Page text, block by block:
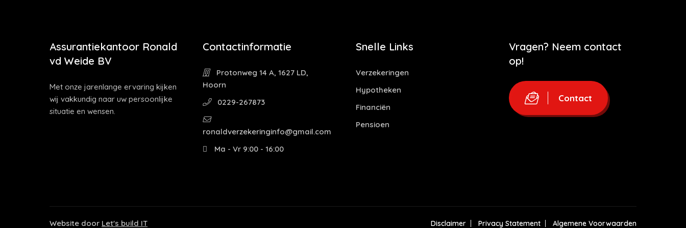
Assurantiekantoor Ronald
vd Weide BV
Met onze jarenlange ervaring kijken
wij vakkundig naar uw persoonlijke
situatie en wensen.
Contactinformatie
Protonweg 14 A, 1627 LD,
Hoorn
0229-267873
ronaldverzekeringinfo@gmail.com
Ma - Vr 9:00 - 16:00
Snelle Links
Verzekeringen
Hypotheken
Financiën
Pensioen
Vragen? Neem contact
op!
Contact
Website door Let's build IT Disclaimer Privacy Statement Algemene Voorwaarden